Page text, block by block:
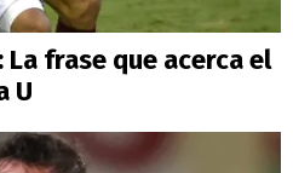
La frase que acerca el
U